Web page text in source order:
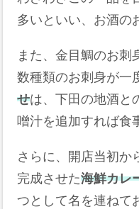
多いといい、お酒の
また、金目鯛のお刺
数種類のお刺身が一
せは、下田の地酒と
噌汁を追加すれば食
さらに、開店当初か
完成させた海鮮カレ
つとして名を連ねて